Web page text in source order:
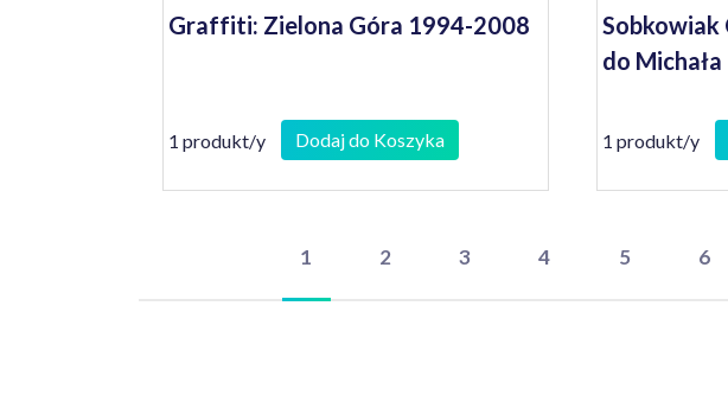
Graffiti: Zielona Góra 1994-2008
1 produkt/y Dodaj do Koszyka
Sobkowiak
do
1 produkt/y
1 2 3 4 5 6